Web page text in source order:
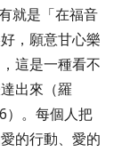
就是「在福音
，願意甘心樂
這是一種看不
出來（羅
）。每個人把
的行動、愛的